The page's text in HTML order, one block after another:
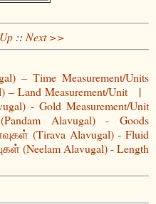
Up :: Next >>
– Time Measurement/Units
Land Measurement/Unit|
- Gold Measurement/Unit
Alavugal) - Goods
(Tirava Alavugal) - Fluid
(Neelam Alavugal) - Length